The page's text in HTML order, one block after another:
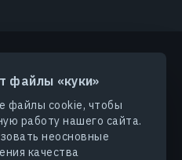
файлы «куки»
файлы cookie, чтобы
работу нашего сайта.
неосновные
качества